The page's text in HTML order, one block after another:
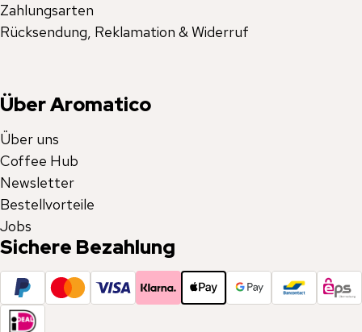
Zahlungsarten
Rücksendung, Reklamation & Widerruf
Über Aromatico
Über uns
Coffee Hub
Newsletter
Bestellvorteile
Jobs
Sichere Bezahlung